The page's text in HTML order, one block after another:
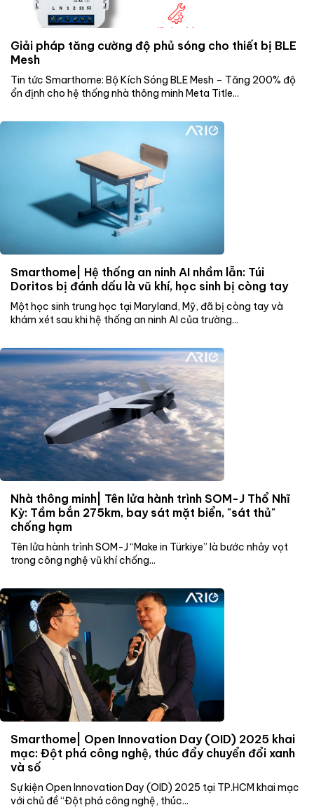
Giải pháp tăng cường độ phủ sóng cho thiết bị BLE
Mesh
Tin tức Smarthome: Bộ Kích Sóng BLE Mesh – Tăng 200% độ
ổn định cho hệ thống nhà thông minh Meta Title...
Smarthome| Hệ thống an ninh AI nhầm lẫn: Túi
Doritos bị đánh dấu là vũ khí, học sinh bị còng tay
Một học sinh trung học tại Maryland, Mỹ, đã bị còng tay và
khám xét sau khi hệ thống an ninh AI của trường...
Nhà thông minh| Tên lửa hành trình SOM-J Thổ Nhĩ
Kỳ: Tầm bắn 275km, bay sát mặt biển, "sát thủ"
chống hạm
Tên lửa hành trình SOM-J “Make in Türkiye” là bước nhảy vọt
trong công nghệ vũ khí chống...
Smarthome| Open Innovation Day (OID) 2025 khai
mạc: Đột phá công nghệ, thúc đẩy chuyển đổi xanh
và số
Sự kiện Open Innovation Day (OID) 2025 tại TP.HCM khai mạc
với chủ đề “Đột phá công nghệ, thúc...